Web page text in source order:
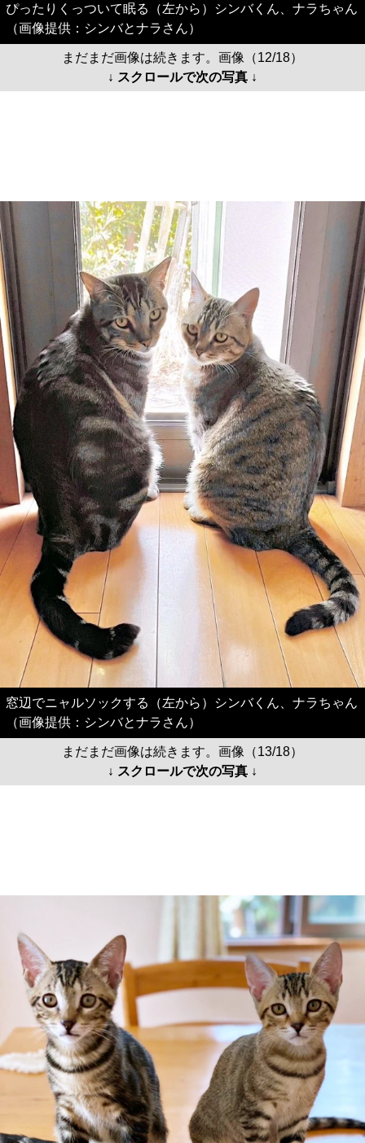
ぴったりくっついて眠る（左から）シンバくん、ナラちゃん
（画像提供：シンバとナラさん）
まだまだ画像は続きます。画像（12/18）
↓ スクロールで次の写真 ↓
窓辺でニャルソックする（左から）シンバくん、ナラちゃん
（画像提供：シンバとナラさん）
まだまだ画像は続きます。画像（13/18）
↓ スクロールで次の写真 ↓